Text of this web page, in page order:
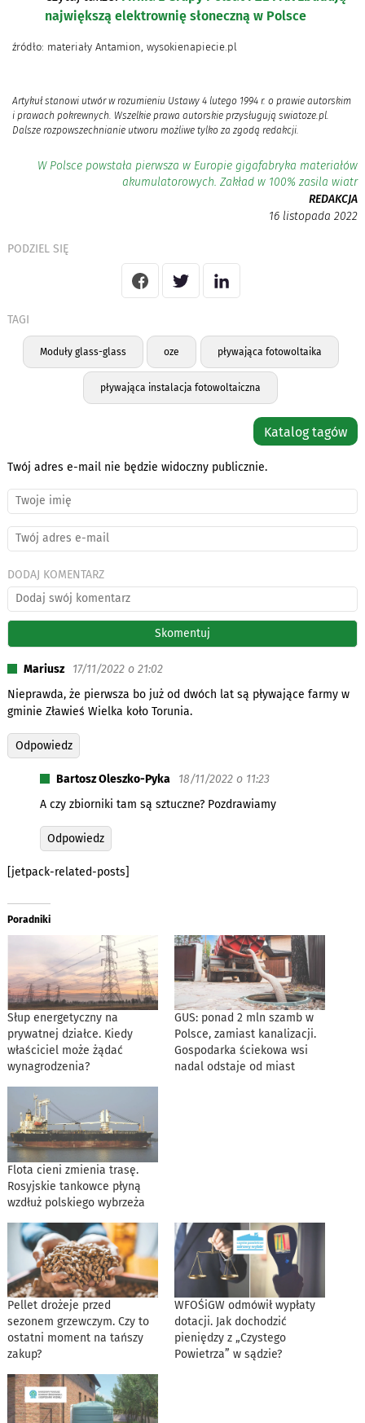
największą elektrownię słoneczną w Polsce
źródło: materiały Antamion, wysokienapiecie.pl
Artykuł stanowi utwór w rozumieniu Ustawy 4 lutego 1994 r. o prawie autorskim
i prawach pokrewnych. Wszelkie prawa autorskie przysługują swiatoze.pl.
Dalsze rozpowszechnianie utworu możliwe tylko za zgodą redakcji.
W Polsce powstała pierwsza w Europie gigafabryka materiałów
akumulatorowych. Zakład w 100% zasila wiatr
REDAKCJA
16 listopada 2022
PODZIEL SIĘ
TAGI
Moduły glass-glass oze pływająca fotowoltaika
pływająca instalacja fotowoltaiczna
Katalog tagów
Twój adres e-mail nie będzie widoczny publicznie.
DODAJ KOMENTARZ
Mariusz
17/11/2022 o 21:02
Nieprawda, że pierwsza bo już od dwóch lat są pływające farmy w
gminie Zławieś Wielka koło Torunia.
Odpowiedz
Bartosz Oleszko-Pyka
18/11/2022 o 11:23
A czy zbiorniki tam są sztuczne? Pozdrawiamy
Odpowiedz
[jetpack-related-posts]
Poradniki
Słup energetyczny na
prywatnej działce. Kiedy
właściciel może żądać
wynagrodzenia?
GUS: ponad 2 mln szamb w
Polsce, zamiast kanalizacji.
Gospodarka ściekowa wsi
nadal odstaje od miast
Flota cieni zmienia trasę.
Rosyjskie tankowce płyną
wzdłuż polskiego wybrzeża
Pellet drożeje przed
sezonem grzewczym. Czy to
ostatni moment na tańszy
zakup?
WFOŚiGW odmówił wypłaty
dotacji. Jak dochodzić
pieniędzy z „Czystego
Powietrza” w sądzie?